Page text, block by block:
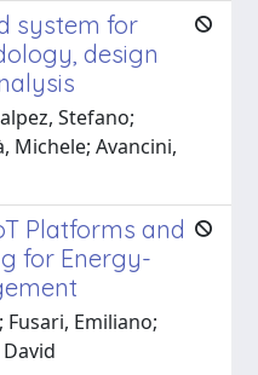
system for
design
Stefano;
Michele; Avancini,
Platforms and
for Energy-
Fusari, Emiliano;